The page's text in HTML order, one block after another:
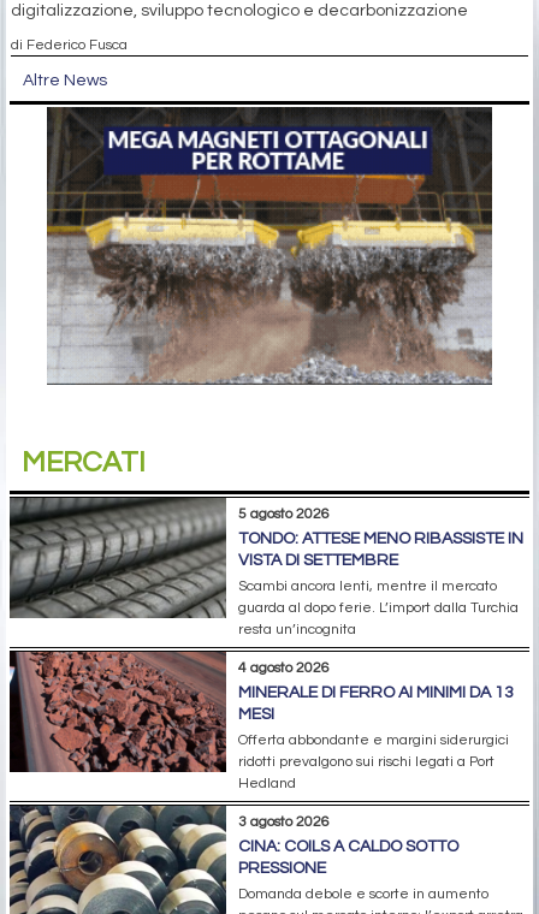
digitalizzazione, sviluppo tecnologico e decarbonizzazione
di Federico Fusca
Altre News
MERCATI
5 agosto 2026
TONDO: ATTESE MENO RIBASSISTE IN
VISTA DI SETTEMBRE
Scambi ancora lenti, mentre il mercato
guarda al dopo ferie. L’import dalla Turchia
resta un’incognita
4 agosto 2026
MINERALE DI FERRO AI MINIMI DA 13
MESI
Offerta abbondante e margini siderurgici
ridotti prevalgono sui rischi legati a Port
Hedland
3 agosto 2026
CINA: COILS A CALDO SOTTO
PRESSIONE
Domanda debole e scorte in aumento